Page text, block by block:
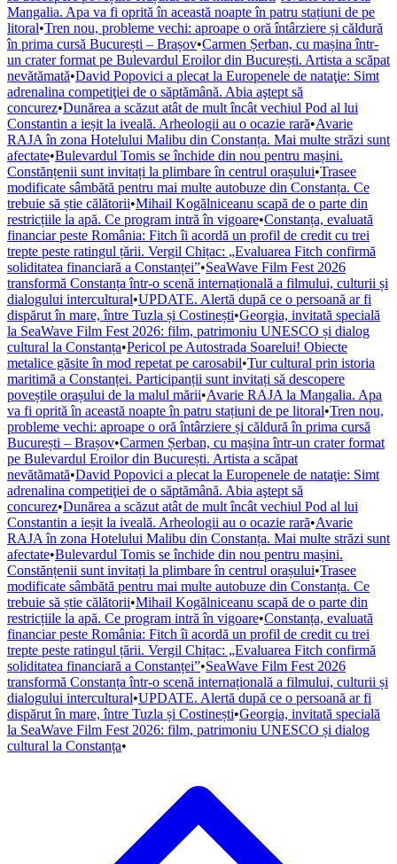
Mangalia. Apa va fi oprită în această noapte în patru stațiuni de pe
litoral•Tren nou, probleme vechi: aproape o oră întârziere și căldură
în prima cursă București – Brașov•Carmen Șerban, cu mașina într-
un crater format pe Bulevardul Eroilor din București. Artista a scăpat
nevătămată•David Popovici a plecat la Europenele de nataţie: Simt
adrenalina competiţiei de o săptămână. Abia aştept să
concurez•Dunărea a scăzut atât de mult încât vechiul Pod al lui
Constantin a ieșit la iveală. Arheologii au o ocazie rară•Avarie
RAJA în zona Hotelului Malibu din Constanța. Mai multe străzi sunt
afectate•Bulevardul Tomis se închide din nou pentru mașini.
Constănțenii sunt invitați la plimbare în centrul orașului•Trasee
modificate sâmbătă pentru mai multe autobuze din Constanța. Ce
trebuie să știe călătorii•Mihail Kogălniceanu scapă de o parte din
restricțiile la apă. Ce program intră în vigoare•Constanța, evaluată
financiar peste România: Fitch îi acordă un profil de credit cu trei
trepte peste ratingul țării. Vergil Chițac: „Evaluarea Fitch confirmă
soliditatea financiară a Constanței”•SeaWave Film Fest 2026
transformă Constanța într-o scenă internațională a filmului, culturii și
dialogului intercultural•UPDATE. Alertă după ce o persoană ar fi
dispărut în mare, între Tuzla și Costinești•Georgia, invitată specială
la SeaWave Film Fest 2026: film, patrimoniu UNESCO și dialog
cultural la Constanța•Pericol pe Autostrada Soarelui! Obiecte
metalice găsite în mod repetat pe carosabil•Tur cultural prin istoria
maritimă a Constanței. Participanții sunt invitați să descopere
poveștile orașului de la malul mării•Avarie RAJA la Mangalia. Apa
va fi oprită în această noapte în patru stațiuni de pe litoral•Tren nou,
probleme vechi: aproape o oră întârziere și căldură în prima cursă
București – Brașov•Carmen Șerban, cu mașina într-un crater format
pe Bulevardul Eroilor din București. Artista a scăpat
nevătămată•David Popovici a plecat la Europenele de nataţie: Simt
adrenalina competiţiei de o săptămână. Abia aştept să
concurez•Dunărea a scăzut atât de mult încât vechiul Pod al lui
Constantin a ieșit la iveală. Arheologii au o ocazie rară•Avarie
RAJA în zona Hotelului Malibu din Constanța. Mai multe străzi sunt
afectate•Bulevardul Tomis se închide din nou pentru mașini.
Constănțenii sunt invitați la plimbare în centrul orașului•Trasee
modificate sâmbătă pentru mai multe autobuze din Constanța. Ce
trebuie să știe călătorii•Mihail Kogălniceanu scapă de o parte din
restricțiile la apă. Ce program intră în vigoare•Constanța, evaluată
financiar peste România: Fitch îi acordă un profil de credit cu trei
trepte peste ratingul țării. Vergil Chițac: „Evaluarea Fitch confirmă
soliditatea financiară a Constanței”•SeaWave Film Fest 2026
transformă Constanța într-o scenă internațională a filmului, culturii și
dialogului intercultural•UPDATE. Alertă după ce o persoană ar fi
dispărut în mare, între Tuzla și Costinești•Georgia, invitată specială
la SeaWave Film Fest 2026: film, patrimoniu UNESCO și dialog
cultural la Constanța•